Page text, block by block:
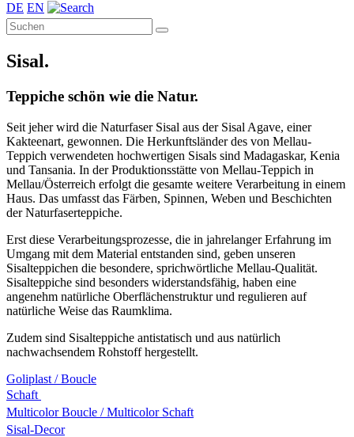
DE EN
Sisal.
Teppiche schön wie die Natur.
Seit jeher wird die Naturfaser Sisal aus der Sisal Agave, einer
Kakteenart, gewonnen. Die Herkunftsländer des von Mellau-
Teppich verwendeten hochwertigen Sisals sind Madagaskar, Kenia
und Tansania. In der Produktionsstätte von Mellau-Teppich in
Mellau/Österreich erfolgt die gesamte weitere Verarbeitung in einem
Haus. Das umfasst das Färben, Spinnen, Weben und Beschichten
der Naturfaserteppiche.
Erst diese Verarbeitungsprozesse, die in jahrelanger Erfahrung im
Umgang mit dem Material entstanden sind, geben unseren
Sisalteppichen die besondere, sprichwörtliche Mellau-Qualität.
Sisalteppiche sind besonders widerstandsfähig, haben eine
angenehm natürliche Oberflächenstruktur und regulieren auf
natürliche Weise das Raumklima.
Zudem sind Sisalteppiche antistatisch und aus natürlich
nachwachsendem Rohstoff hergestellt.
Goliplast / Boucle
Schaft
Multicolor Boucle / Multicolor Schaft
Sisal-Decor